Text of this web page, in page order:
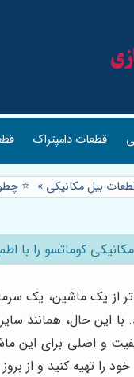
قطعات دامپتراک
بیل مکانیکی »
⭐️
کوماتسو را با
از یک ماشین، یک
با این حال، همانند
و اصلی برای این
را تهیه کنید و از